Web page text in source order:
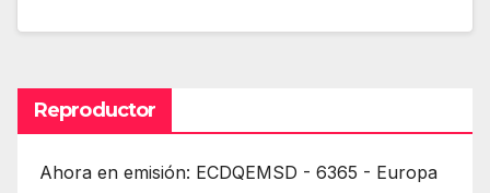
Reproductor
Ahora en emisión: ECDQEMSD - 6365 - Europa